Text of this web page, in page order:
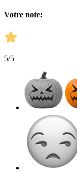
Votre note:
5/5